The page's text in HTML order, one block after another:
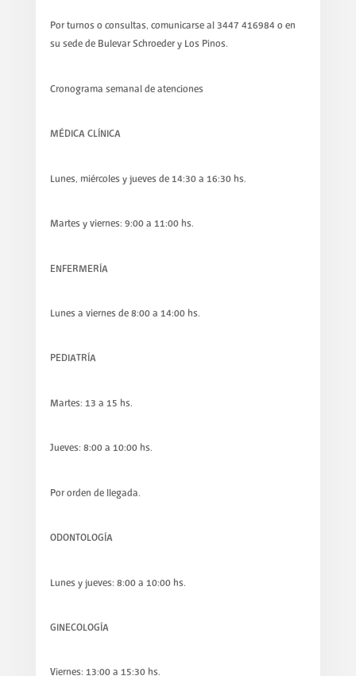
Por turnos o consultas, comunicarse al 3447 416984 o en
su sede de Bulevar Schroeder y Los Pinos.
Cronograma semanal de atenciones
MÉDICA CLÍNICA
Lunes, miércoles y jueves de 14:30 a 16:30 hs.
Martes y viernes: 9:00 a 11:00 hs.
ENFERMERÍA
Lunes a viernes de 8:00 a 14:00 hs.
PEDIATRÍA
Martes: 13 a 15 hs.
Jueves: 8:00 a 10:00 hs.
Por orden de llegada.
ODONTOLOGÍA
Lunes y jueves: 8:00 a 10:00 hs.
GINECOLOGÍA
Viernes: 13:00 a 15:30 hs.